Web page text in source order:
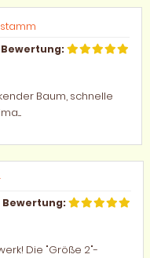
ein....
Bewertung:
Baum, schnelle
Bewertung:
Die "Größe 2"-